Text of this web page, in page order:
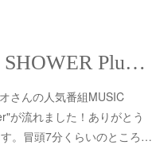
RBCiラジオ／MUSIC SHOWER Plus +さん
さんの人気番組MUSIC
流れました！ありがとう
。冒頭7分くらいのところ…